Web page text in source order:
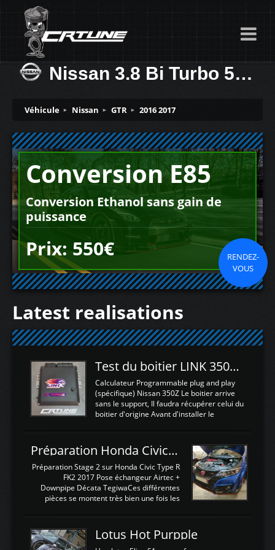
Nissan 3.8 Bi Turbo 550ch
Véhicule Nissan GTR 2016 2017
Conversion E85
Conversion Ethanol sans gain de
puissance
Prix: 550€
RENDEZ-
VOUS
Latest realisations
Test du boitier LINK 350Z Plugin ECU
Calculateur Programmable plug and play
(spécifique) Nissan 350Z Le boitier arrive
sans le support, Il faudra récupérer celui du
boitier d'origine Avant d'installer le
d'envoyer l'information de la large bande
dans le boitier. sydney sweeney deepfake
La sortie 0-5V de l'afr sera connectée sur
l'entrée AN Volt 8 et GndAN pour
Analogique, et Volt car l'information est une
tension (Pas une résistance variable d'un
est temps de brancher le ...
Préparation Honda Civic Type R FK2
Préparation Stage 2 sur Honda Civic Type R
FK2 2017 Pose échangeur Airtec +
Downpipe Décata TegiwaCes différentes
pièces se montent très bien une fois les
légere découpe du plastique inferieur,
negénant en rien la structure ou le
Lotus Hot Purpple